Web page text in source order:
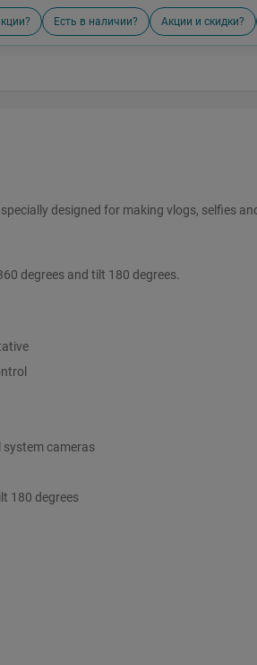
Есть в наличии? Акции и скидки?
designed for making vlogs, selfies
degrees and tilt 180 degrees.
cameras
180 degrees